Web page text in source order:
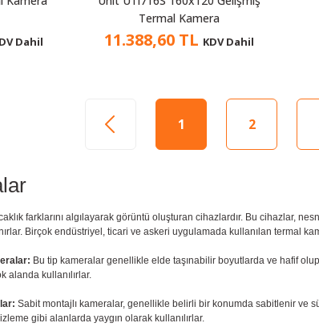
Dahil
Termal Kamera
11.388,60 TL KDV Dahil
1 2
farklarını algılayarak görüntü oluşturan cihazlardır. Bu cihazlar,
Birçok endüstriyel, ticari ve askeri uygulamada kullanılan termal
Bu tip kameralar genellikle elde taşınabilir boyutlarda ve hafif
alanda kullanılırlar.
Sabit montajlı kameralar, genellikle belirli bir konumda sabitlenir ve
gibi alanlarda yaygın olarak kullanılırlar.